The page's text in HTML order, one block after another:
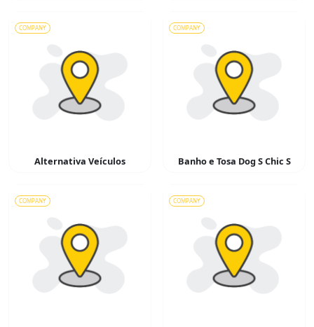
COMPANY
Alternativa Veículos
COMPANY
Banho e Tosa Dog S Chic S
COMPANY COMPANY